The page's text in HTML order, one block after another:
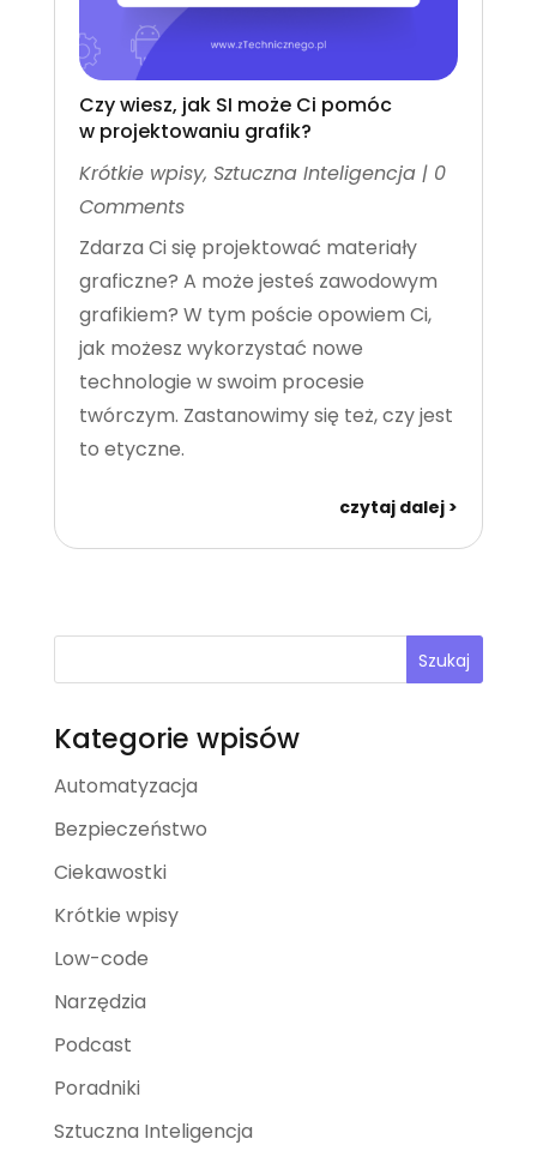
Czy wiesz, jak SI może Ci pomóc
w projektowaniu grafik?
Krótkie wpisy, Sztuczna Inteligencja| 0
Comments
Zdarza Ci się projektować materiały
graficzne? A może jesteś zawodowym
grafikiem? W tym poście opowiem Ci,
jak możesz wykorzystać nowe
technologie w swoim procesie
twórczym. Zastanowimy się też, czy jest
to etyczne.
czytaj dalej
Szukaj
Kategorie wpisów
Automatyzacja
Bezpieczeństwo
Ciekawostki
Krótkie wpisy
Low-code
Narzędzia
Podcast
Poradniki
Sztuczna Inteligencja